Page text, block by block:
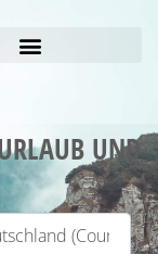
UND